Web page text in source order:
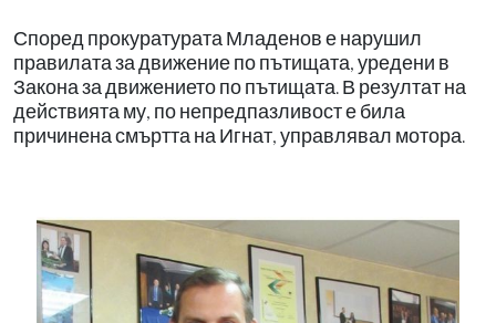
Според прокуратурата Младенов е нарушил
правилата за движение по пътищата, уредени в
Закона за движението по пътищата. В резултат на
действията му, по непредпазливост е била
причинена смъртта на Игнат, управлявал мотора.